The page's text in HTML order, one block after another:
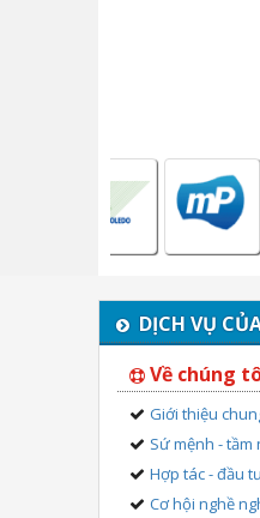
DỊCH VỤ
Về chúng
Giới thiệu
Sứ mệnh - tầm
Hợp tác - đầu
Cơ hội nghề